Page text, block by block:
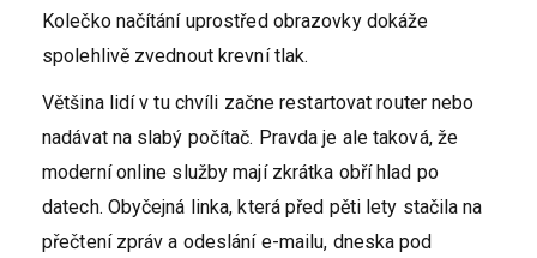
Kolečko načítání uprostřed obrazovky dokáže
spolehlivě zvednout krevní tlak.
Většina lidí v tu chvíli začne restartovat router nebo
nadávat na slabý počítač. Pravda je ale taková, že
moderní online služby mají zkrátka obří hlad po
datech. Obyčejná linka, která před pěti lety stačila na
přečtení zpráv a odeslání e-mailu, dneska pod